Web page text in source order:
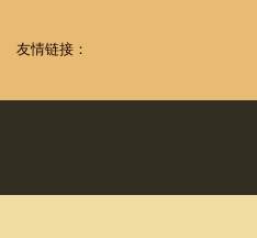
友情链接：